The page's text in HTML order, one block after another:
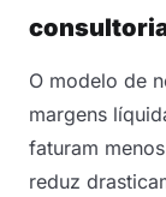
O modelo de
margens
faturam
reduz